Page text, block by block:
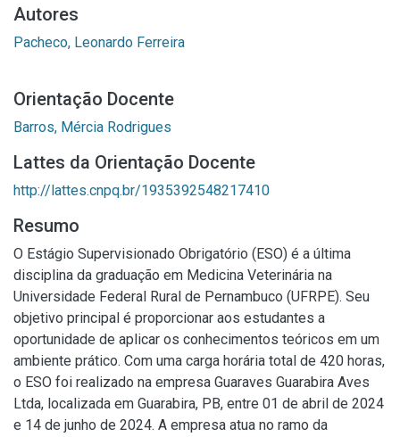
Autores
Pacheco, Leonardo Ferreira
Orientação Docente
Barros, Mércia Rodrigues
Lattes da Orientação Docente
http://lattes.cnpq.br/1935392548217410
Resumo
O Estágio Supervisionado Obrigatório (ESO) é a última
disciplina da graduação em Medicina Veterinária na
Universidade Federal Rural de Pernambuco (UFRPE). Seu
objetivo principal é proporcionar aos estudantes a
oportunidade de aplicar os conhecimentos teóricos em um
ambiente prático. Com uma carga horária total de 420 horas,
o ESO foi realizado na empresa Guaraves Guarabira Aves
Ltda, localizada em Guarabira, PB, entre 01 de abril de 2024
e 14 de junho de 2024. A empresa atua no ramo da